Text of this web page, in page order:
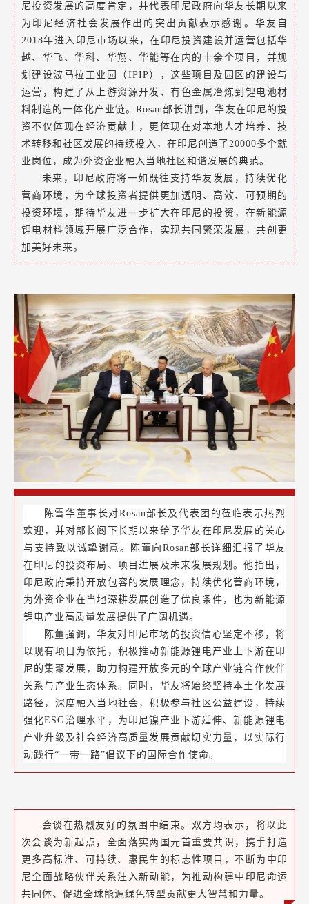
尼投资发展的高度肯定，并代表印尼政府向华友长期以来
为印尼经济社会发展作出的突出贡献表示感谢。华友自
2018年进入印尼市场以来，在印尼投资建设并运营包括华
越、华飞、华科、华翔、华能等在内的十余个项目，并规
划建设波马拉工业园（IPIP），这些项目及园区的建设与
运营，构建了从上游资源开发、有色金属冶炼到锂电池材
料制造的一体化产业链。Rosan部长讲到，华友在印尼的投
资不仅体现在经济贡献上，更体现在对本地人才培养、技
术转移和社区发展的持续投入，在印尼创造了20000多个就
业岗位，成为外资企业融入当地社区和谐发展的典范。
未来，印尼政府将一如既往支持华友发展，持续优化
营商环境，为全球投资者提供更加透明、高效、可预期的
投资环境，期待华友进一步扩大在印尼的投资，在新能源
锂电材料领域开展广泛合作，实现共同繁荣发展，共创更
加美好未来。
陈雪华董事长对Rosan部长及代表团的莅临表示热烈
欢迎，并对部长阁下长期以来给予华友在印尼发展的关心
与支持致以诚挚谢意。陈董向Rosan部长详细汇报了华友
在印尼的投资布局、项目进展及未来发展规划。他指出，
印尼政府秉持开放包容的发展理念，持续优化营商环境，
为外资企业在当地深耕发展创造了优良条件，也为新能源
锂电产业高质量发展提供了广阔机遇。
陈董强调，华友对印尼市场的投资信心坚定不移，将
以现有项目为依托，积极推动新能源锂电产业上下游在印
尼的集聚发展，助力构建开放多元的全球产业链合作伙伴
关系与产业生态体系。同时，华友将始终坚持本土化发展
路径，深度融入当地社会，积极参与社区公益建设，持续
强化ESG治理水平，为印尼镍产业下游延伸、新能源锂电
产业升级及社会经济高质量发展贡献切实力量，以实际行
动践行“一带一路”倡议下的国际合作使命。
会谈在热烈友好的氛围中结束。双方均表示，将以此
次会谈为新起点，全面落实两国元首重要共识，携手打造
更多高标准、可持续、惠民生的标志性项目，不断为中印
尼全面战略伙伴关系注入新动能，为推动构建中印尼命运
共同体、促进全球能源绿色转型贡献更大智慧和力量。